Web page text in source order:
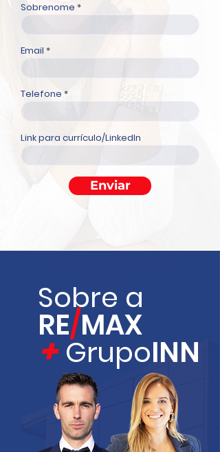
Sobrenome
Email
Telefone
Link para currículo/LinkedIn
Enviar
Sobre a
RE/MAX
GrupoINN
+